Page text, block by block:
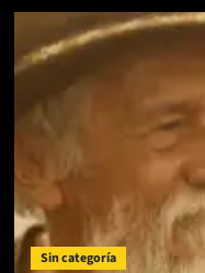
Sin categoría